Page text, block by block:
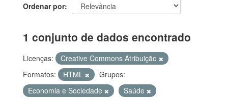
Ordenar por
1 conjunto de dados encontrado
Licenças:
Creative Commons Atribuição
Formatos:
HTML
Grupos:
Economia e Sociedade
Saúde